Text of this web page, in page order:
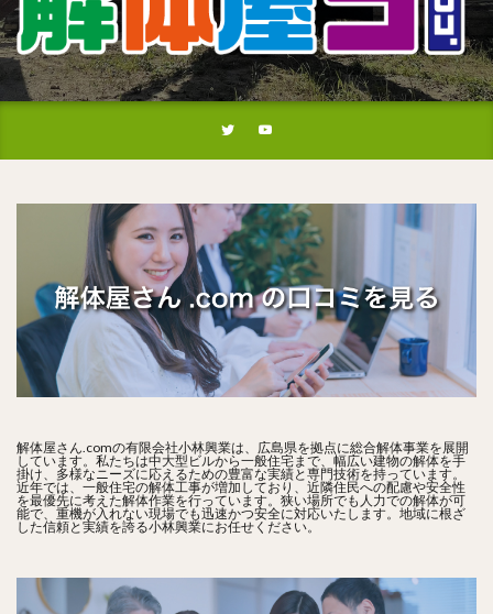
解体屋さん.comの有限会社小林興業は、広島県を拠点に総合解体事業を展開
しています。私たちは中大型ビルから一般住宅まで、幅広い建物の解体を手
掛け、多様なニーズに応えるための豊富な実績と専門技術を持っています。
近年では、一般住宅の解体工事が増加しており、近隣住民への配慮や安全性
を最優先に考えた解体作業を行っています。狭い場所でも人力での解体が可
能で、重機が入れない現場でも迅速かつ安全に対応いたします。地域に根ざ
した信頼と実績を誇る小林興業にお任せください。